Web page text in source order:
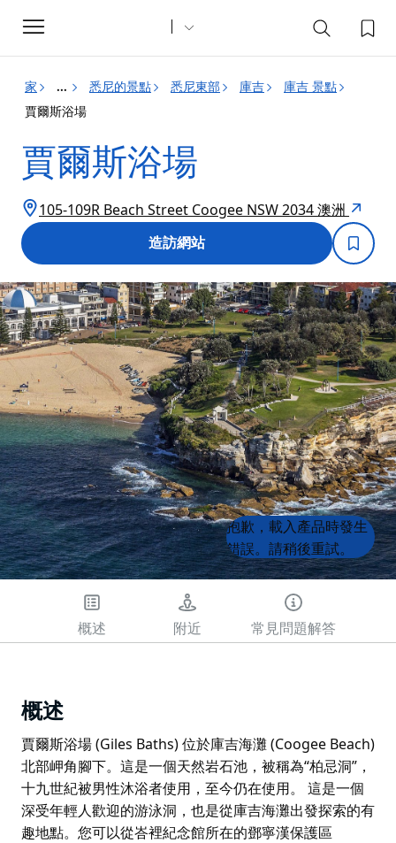
Toggle
navigation
家 ... 悉尼的景點 悉尼東部 庫吉
庫吉 景點
賈爾斯浴場
賈爾斯浴場
105-109R Beach Street Coogee NSW 2034 澳洲
造訪網站
Product
List
Product
List
抱歉，載入產品時發生
錯誤。請稍後重試。
概述 附近 常見問題解答
概述
賈爾斯浴場 (Giles Baths) 位於庫吉海灘 (Coogee Beach)
北部岬角腳下。這是一個天然岩石池，被稱為“柏忌洞”，
十九世紀被男性沐浴者使用，至今仍在使用。 這是一個
深受年輕人歡迎的游泳洞，也是從庫吉海灘出發探索的有
趣地點。您可以從峇裡紀念館所在的鄧寧漢保護區